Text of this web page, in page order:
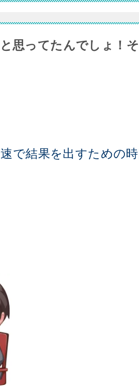
思ってたんでしょ！
で結果を出すための